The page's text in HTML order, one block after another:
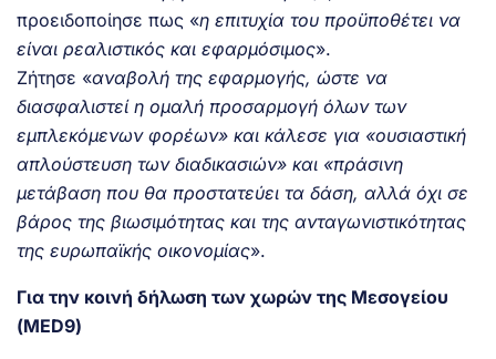
προειδοποίησε πως «η επιτυχία του προϋποθέτει να
είναι ρεαλιστικός και εφαρμόσιμος».
Ζήτησε «αναβολή της εφαρμογής, ώστε να
διασφαλιστεί η ομαλή προσαρμογή όλων των
εμπλεκόμενων φορέων» και κάλεσε για «ουσιαστική
απλούστευση των διαδικασιών» και «πράσινη
μετάβαση που θα προστατεύει τα δάση, αλλά όχι σε
βάρος της βιωσιμότητας και της ανταγωνιστικότητας
της ευρωπαϊκής οικονομίας».
Για την κοινή δήλωση των χωρών της Μεσογείου
(MED9)